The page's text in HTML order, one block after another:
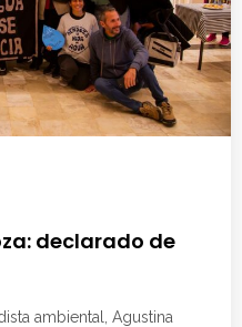
declarado de
ambiental, Agustina